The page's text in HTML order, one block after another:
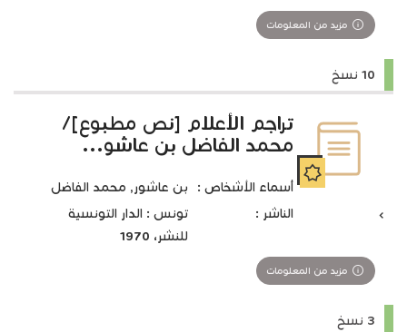
مزيد من المعلومات
10 نسخ
تراجم الأعلام [نص مطبوع]/
محمد الفاضل بن عاشو...
أسماء الأشخاص :
بن عاشور‏, ‏محمد الفاضل‏
الناشر :
تونس : الدار التونسية
للنشر، 1970
مزيد من المعلومات
3 نسخ